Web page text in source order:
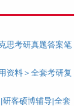
思考研真题答案笔
资料＞全套考研复
客硕博辅导|全套